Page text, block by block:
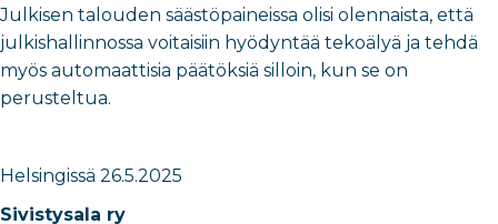
Julkisen talouden säästöpaineissa olisi olennaista, että
julkishallinnossa voitaisiin hyödyntää tekoälyä ja tehdä
myös automaattisia päätöksiä silloin, kun se on
perusteltua.
Helsingissä 26.5.2025
Sivistysala ry